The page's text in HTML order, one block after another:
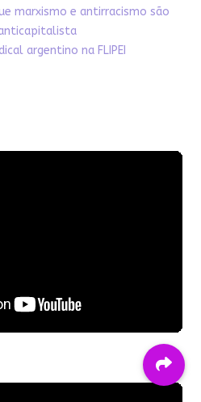
marxismo e antirracismo são
argentino na FLIPEI